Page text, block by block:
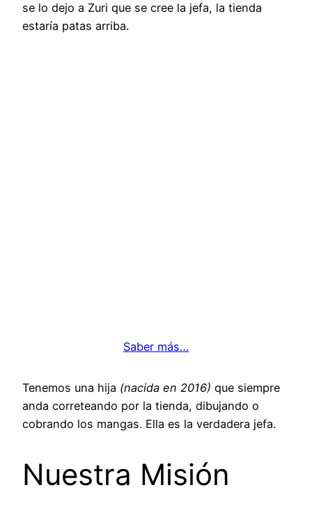
se lo dejo a Zuri que se cree la jefa, la tienda
estaría patas arriba.
Saber más…
Tenemos una hija (nacida en 2016) que siempre
anda correteando por la tienda, dibujando o
cobrando los mangas. Ella es la verdadera jefa.
Nuestra Misión